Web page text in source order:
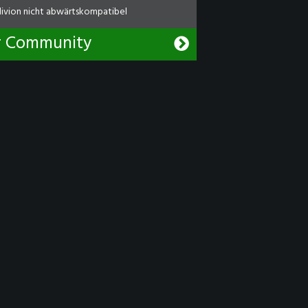
nicht abwärtskompatibel
Community